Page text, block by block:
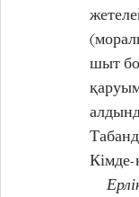
шыт
Кімде-